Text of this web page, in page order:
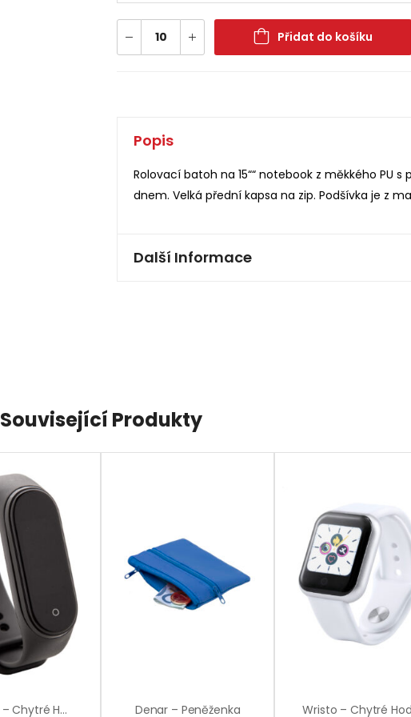
Přidat do košíku
Popis
Rolovací batoh na 15““ notebook z měkkého PU
dnem. Velká přední kapsa na zip. Podšívka je z
Další Informace
Související Produkty
Tempor – Chytré Hodinky S Teploměrem Denar – Peněženka